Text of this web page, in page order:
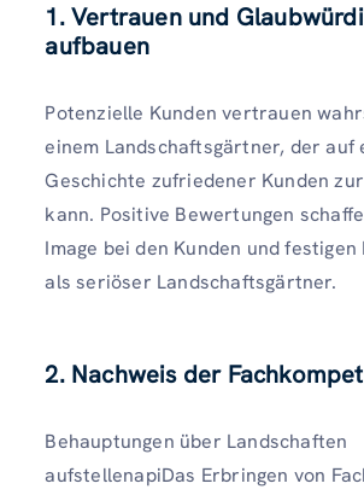
1.Vertrauen und
aufbauen
Potenzielle Kunden vertrauen
einem Landschaftsgärtner, der auf
Geschichte zufriedener Kunden
kann. Positive Bewertungen
Image bei den Kunden und
als seriöser Landschaftsgärtner.
2. Nachweis der
Behauptungen über Landschaften
aufstellenapiDas Erbringen von